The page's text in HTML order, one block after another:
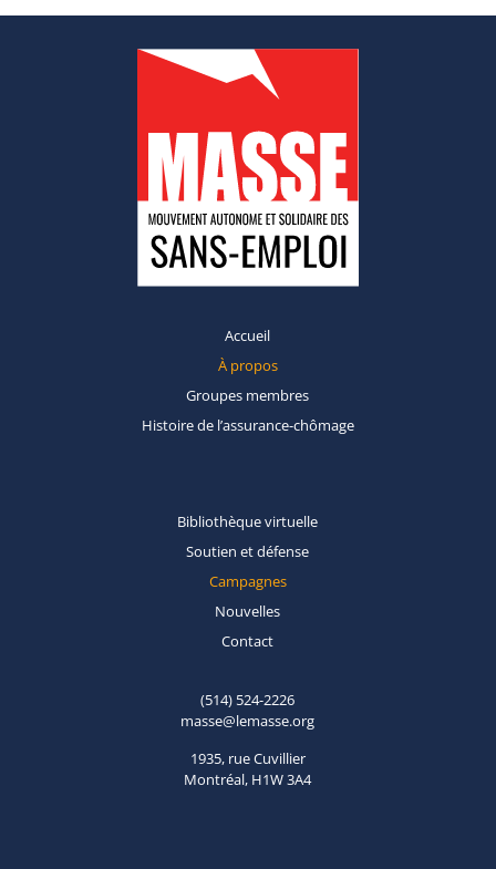
Accueil
À propos
Groupes membres
Histoire de l’assurance-chômage
Bibliothèquevirtuelle
Soutien etdéfense
Campagnes
Nouvelles
Contact
(514) 524-2226
masse@lemasse.org
1935, rue Cuvillier
Montréal, H1W 3A4